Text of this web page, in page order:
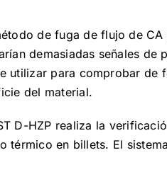
de fuga de flujo de
demasiadas señales de
utilizar para comprobar de
del material.
D-HZP realiza la
en billets. El